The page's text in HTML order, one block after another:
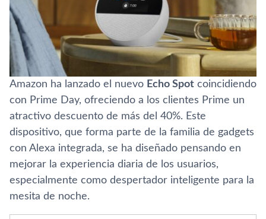
Amazon ha lanzado el nuevo Echo Spot coincidiendo
con Prime Day, ofreciendo a los clientes Prime un
atractivo descuento de más del 40%. Este
dispositivo, que forma parte de la familia de gadgets
con Alexa integrada, se ha diseñado pensando en
mejorar la experiencia diaria de los usuarios,
especialmente como despertador inteligente para la
mesita de noche.